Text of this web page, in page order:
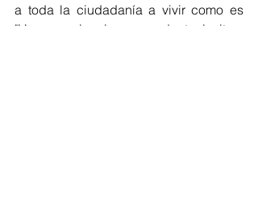
a toda la ciudadanía a vivir como es
"Una experiencia sorprendente, invito a